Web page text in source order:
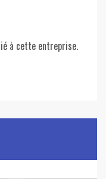
à cette entreprise.